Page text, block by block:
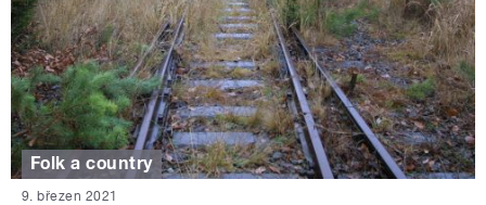
Folk a country
9. březen 2021